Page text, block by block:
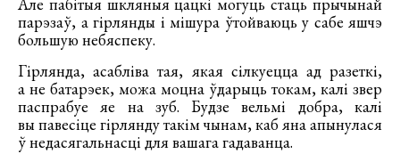
Але пабітыя шкляныя цацкі могуць стаць прычынай
парэзаў, а гірлянды і мішура ўтойваюць у сабе яшчэ
большую небяспеку.
Гірлянда, асабліва тая, якая сілкуецца ад разеткі,
а не батарэек, можа моцна ўдарыць токам, калі звер
паспрабуе яе на зуб. Будзе вельмі добра, калі
вы павесіце гірлянду такім чынам, каб яна апынулася
ў недасягальнасці для вашага гадаванца.